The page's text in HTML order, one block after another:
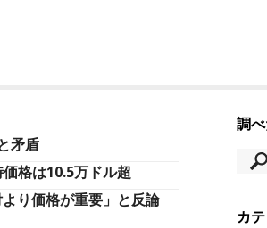
矛盾
格は10.5万ドル超
り価格が重要」と反論
調
カ